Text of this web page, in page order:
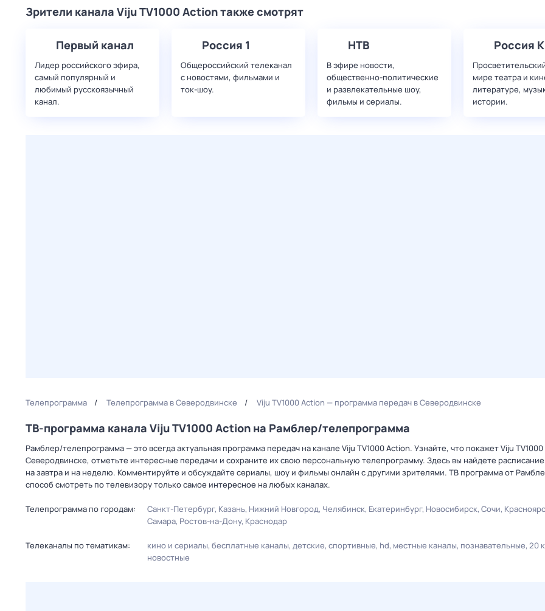
Зрители канала Viju TV1000 Action также смотрят
Первый канал
Лидер российского эфира,
самый популярный и
любимый русскоязычный
канал.
Россия 1
Общероссийский телеканал
с новостями, фильмами и
ток-шоу.
НТВ
В эфире новости,
общественно-политические
и развлекательные шоу,
фильмы и сериалы.
Россия К
мире театра и
литературе,
истории.
Телепрограмма Телепрограмма в Северодвинске Viju TV1000 Action — программа передач в Северодвинске
ТВ-программа канала Viju TV1000 Action на Рамблер/телепрограмма
Рамблер/телепрограмма — это всегда актуальная программа передач на канале Viju TV1000 Action. Узнайте, что покажет Viju
Северодвинске, отметьте интересные передачи и сохраните их свою персональную телепрограмму. Здесь вы найдете расписание
на завтра и на неделю. Комментируйте и обсуждайте сериалы, шоу и фильмы онлайн с другими зрителями. ТВ программа от
способ смотреть по телевизору только самое интересное на любых каналах.
Телепрограмма по городам: Санкт-Петербург Казань Нижний Новгород Челябинск Екатеринбург Новосибирск Сочи
Самара Ростов-на-Дону Краснодар
Телеканалы по тематикам: кино и сериалы бесплатные каналы детские спортивные hd местные каналы познавательные 20
новостные